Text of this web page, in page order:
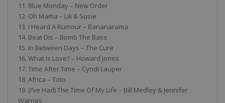
11. Blue Monday – New Order
12. Oh Mama – Lili & Susie
13. I Heard A Rumour – Bananarama
14. Beat Dis – Bomb The Bass
15. In Between Days – The Cure
16. What Is Love? – Howard Jones
17. Time After Time – Cyndi Lauper
18. Africa – Toto
19. (I’ve Had) The Time Of My Life – Bill Medley & Jennifer
Warnes